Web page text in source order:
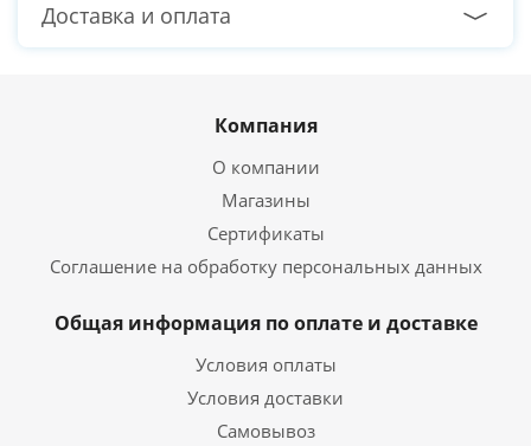
Доставка и оплата
Компания
О компании
Магазины
Сертификаты
Соглашение на обработку персональных данных
Общая информация по оплате и доставке
Условия оплаты
Условия доставки
Самовывоз